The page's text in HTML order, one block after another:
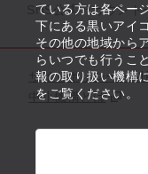
ている方は各ペー
下にある黒いアイ
その他の地域から
らいつでも行うこ
報の取り扱い機構
をご覧ください。
SNS公式アカウント
サイトポリシー・
中小機構とは